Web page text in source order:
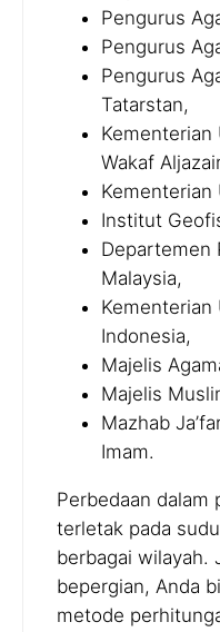
Pengurus
Pengurus
Pengurus
Tatarstan,
Kementerian
Wakaf
Kementerian
Institut
Departemen
Malaysia,
Kementerian
Indonesia,
Majelis
Majelis
Mazhab
Imam.
Perbedaan dalam
terletak pada
berbagai wilayah.
bepergian, Anda
metode